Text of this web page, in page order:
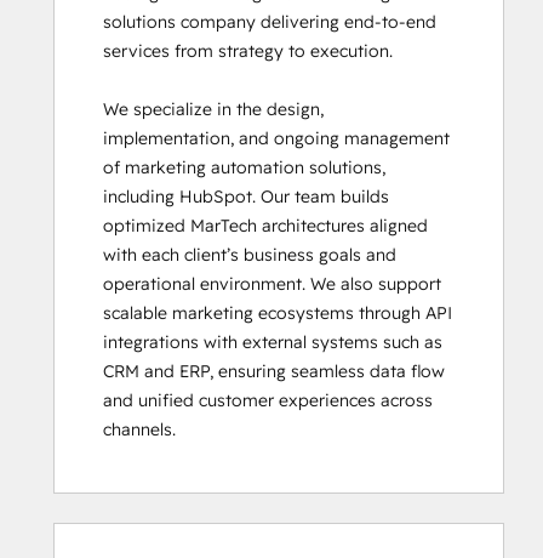
solutions company delivering end-to-end
services from strategy to execution.
We specialize in the design,
implementation, and ongoing management
of marketing automation solutions,
including HubSpot. Our team builds
optimized MarTech architectures aligned
with each client’s business goals and
operational environment. We also support
scalable marketing ecosystems through API
integrations with external systems such as
CRM and ERP, ensuring seamless data flow
and unified customer experiences across
channels.